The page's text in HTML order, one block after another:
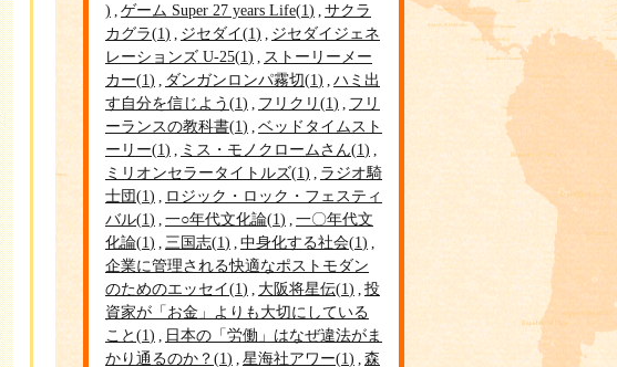
ゲーム Super 27 years Life 1
サクラ
カグラ 1 ジセダイ 1
ジセダイジェネ
レーションズ U-25 1
ストーリーメー
カー 1 ダンガンロンパ霧切 1
ハミ出
す自分を信じよう 1 フリクリ 1
フリ
ーランスの教科書 1
ベッドタイムスト
ーリー 1 ミス・モノクロームさん 1
ミリオンセラータイトルズ 1
ラジオ騎
士団 1
ロジック・ロック・フェスティ
バル 1 一○年代文化論 1
一〇年代文
化論 1 三国志 1 中身化する社会 1
企業に管理される快適なポストモダン
のためのエッセイ 1 大阪将星伝 1
投
資家が「お金」よりも大切にしている
こと 1
日本の「労働」はなぜ違法がま
かり通るのか？ 1 星海社アワー 1 森